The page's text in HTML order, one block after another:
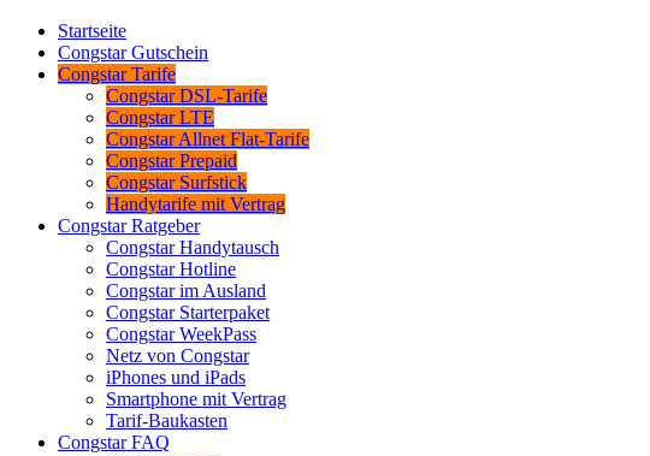
Startseite
Congstar Gutschein
Congstar Tarife
Congstar DSL-Tarife
Congstar LTE
Congstar Allnet Flat-Tarife
Congstar Prepaid
Congstar Surfstick
Handytarife mit Vertrag
Congstar Ratgeber
Congstar Handytausch
Congstar Hotline
Congstar im Ausland
Congstar Starterpaket
Congstar WeekPass
Netz von Congstar
iPhones und iPads
Smartphone mit Vertrag
Tarif-Baukasten
Congstar FAQ